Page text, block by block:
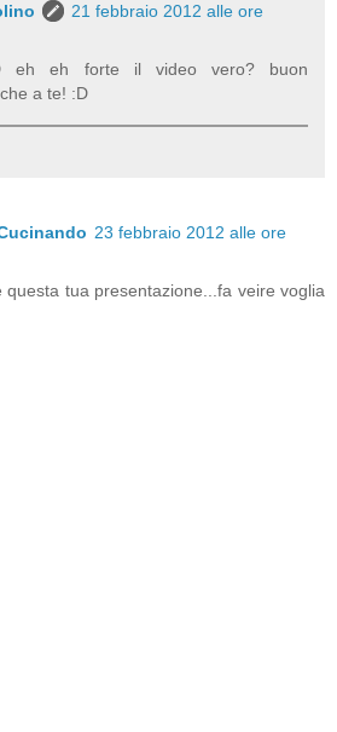
21 febbraio 2012 alle ore
eh eh forte il video vero? buon
a te! :D
23 febbraio 2012 alle ore
questa tua presentazione...fa veire voglia